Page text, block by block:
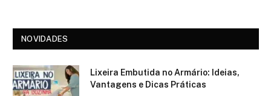
NOVIDADES
Lixeira Embutida no Armário: Ideias,
Vantagens e Dicas Práticas